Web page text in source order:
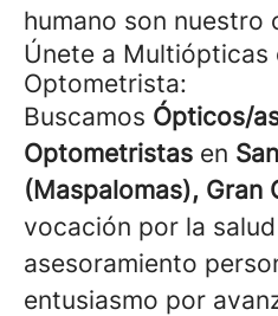
humano son nuestro
Únete a Multiópticas
Optometrista:
Buscamos Ópticos/
Optometristas en
(Maspalomas), Gran
vocación por la
asesoramiento
entusiasmo por